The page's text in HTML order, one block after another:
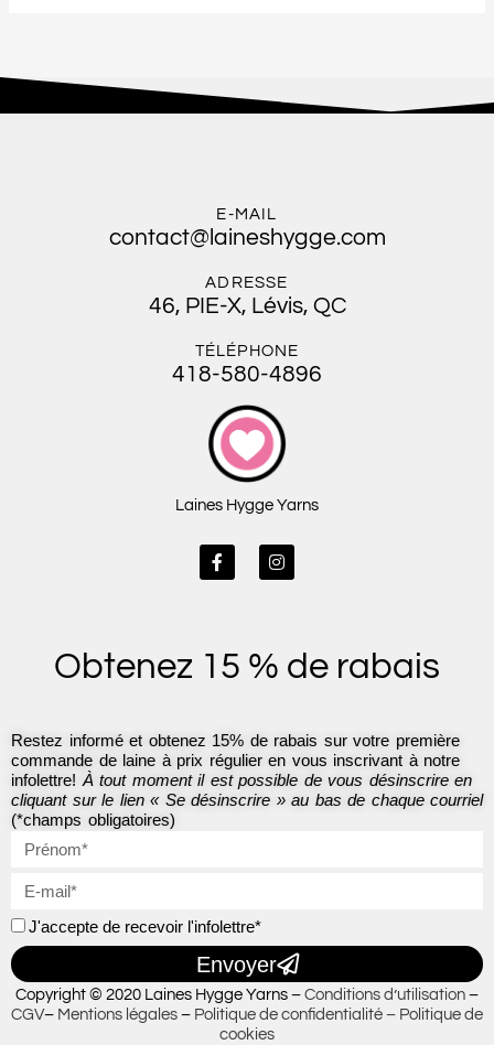
E-MAIL
contact@laineshygge.com
ADRESSE
46, PIE-X, Lévis, QC
TÉLÉPHONE
418-580-4896
Laines Hygge Yarns
F
a
o
k
I
n
r
a
Obtenez 15 % de rabais
Restez informé et obtenez 15% de rabais sur votre première
commande de laine à prix régulier en vous inscrivant à notre
infolettre! À tout moment il est possible de vous désinscrire en
cliquant sur le lien « Se désinscrire » au bas de chaque courriel
(*champs obligatoires)
J'accepte de recevoir l'infolettre*
Envoyer
Copyright © 2020 Laines Hygge Yarns – Conditions d’utilisation –
CGV– Mentions légales – Politique de confidentialité – Politique de
cookies